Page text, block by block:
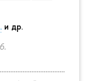
и др.